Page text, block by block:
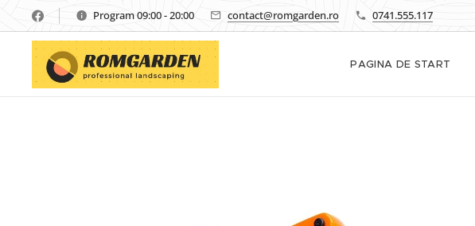
Program 09:00 - 20:00 contact@romgarden.ro 0741.555.117
PAGINA DE START